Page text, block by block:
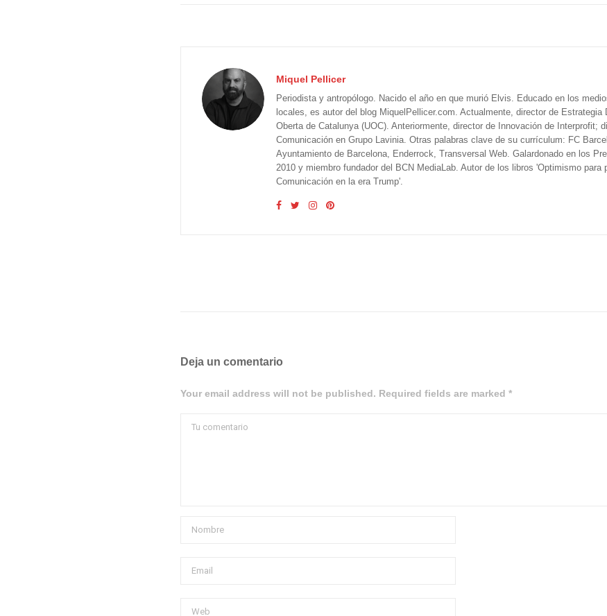
Miquel Pellicer
Periodista y antropólogo. Nacido el año en que murió Elvis. Educado en los
locales, es autor del blog MiquelPellicer.com. Actualmente, director de Estrategia
Oberta de Catalunya (UOC). Anteriormente, director de Innovación de Interprofit;
Comunicación en Grupo Lavinia. Otras palabras clave de su currículum: FC
Ayuntamiento de Barcelona, Enderrock, Transversal Web. Galardonado en los
2010 y miembro fundador del BCN MediaLab. Autor de los libros 'Optimismo para
Comunicación en la era Trump'.
Deja un comentario
Your email address will not be published. Required fields are marked *